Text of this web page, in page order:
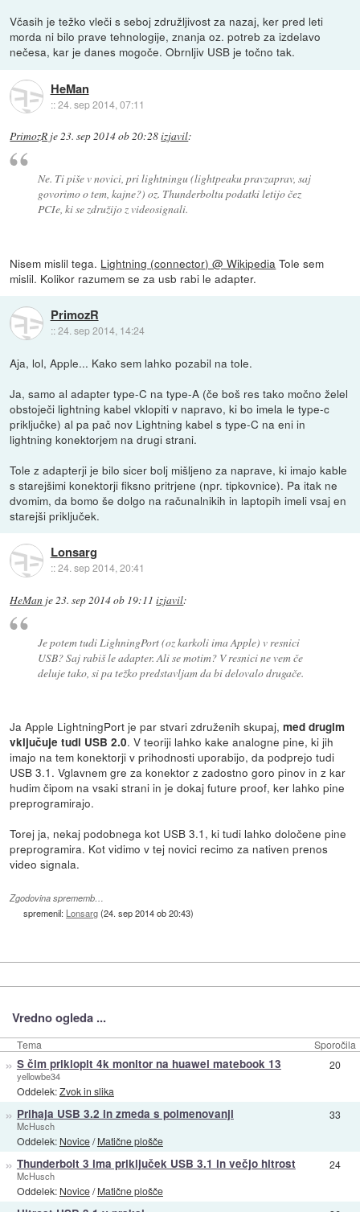
Včasih je težko vleči s seboj združljivost za nazaj, ker pred leti
morda ni bilo prave tehnologije, znanja oz. potreb za izdelavo
nečesa, kar je danes mogoče. Obrnljiv USB je točno tak.
HeMan
::24. sep 2014, 07:11
PrimozR je23. sep 2014 ob 20:28izjavil:
Ne. Ti piše v novici, pri lightningu (lightpeaku pravzaprav, saj
govorimo o tem, kajne?) oz. Thunderboltu podatki letijo čez
PCIe, ki se združijo z videosignali.
Nisem mislil tega. Lightning (connector) @ Wikipedia Tole sem
mislil. Kolikor razumem se za usb rabi le adapter.
PrimozR
::24. sep 2014, 14:24
Aja, lol, Apple... Kako sem lahko pozabil na tole.
Ja, samo al adapter type-C na type-A (če boš res tako močno želel
obstoječi lightning kabel vklopiti v napravo, ki bo imela le type-c
priključke) al pa pač nov Lightning kabel s type-C na eni in
lightning konektorjem na drugi strani.
Tole z adapterji je bilo sicer bolj mišljeno za naprave, ki imajo kable
s starejšimi konektorji fiksno pritrjene (npr. tipkovnice). Pa itak ne
dvomim, da bomo še dolgo na računalnikih in laptopih imeli vsaj en
starejši priključek.
Lonsarg
::24. sep 2014, 20:41
HeMan je23. sep 2014 ob 19:11 izjavil:
Je potem tudi LighningPort (oz karkoli ima Apple) v resnici
USB? Saj rabiš le adapter. Ali se motim? V resnici ne vem če
deluje tako, si pa težko predstavljam da bi delovalo drugače.
Ja Apple LightningPort je par stvari združenih skupaj,med drugim
vključuje tudi USB 2.0. V teoriji lahko kake analogne pine, ki jih
imajo na tem konektorji v prihodnosti uporabijo, da podprejo tudi
USB 3.1. Vglavnem gre za konektor z zadostno goro pinov in z kar
hudim čipom na vsaki strani in je dokaj future proof, ker lahko pine
preprogramirajo.
Torej ja, nekaj podobnega kot USB 3.1, ki tudi lahko določene pine
preprogramira. Kot vidimo v tej novici recimo za nativen prenos
video signala.
Zgodovina sprememb…
spremenil: Lonsarg(24. sep 2014 ob 20:43)
Vredno ogleda ...
Tema Sporočila
» S čim priklopit 4k monitor na huawei matebook 13
yellowbe34
Oddelek:Zvok in slika
20
» Prihaja USB 3.2 in zmeda s poimenovanji
McHusch
Oddelek: Novice/Matične plošče
33
» Thunderbolt 3 ima priključek USB 3.1 in večjo hitrost
McHusch
Oddelek: Novice/Matične plošče
24